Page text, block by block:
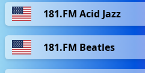
181.FM Acid Jazz
181.FM Beatles